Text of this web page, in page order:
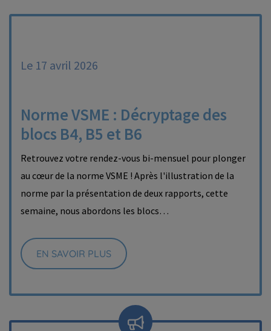
Le 17 avril 2026
Norme VSME : Décryptage des
blocs B4, B5 et B6
Retrouvez votre rendez-vous bi-mensuel pour plonger
au cœur de la norme VSME ! Après l'illustration de la
norme par la présentation de deux rapports, cette
semaine, nous abordons les blocs…
EN SAVOIR PLUS